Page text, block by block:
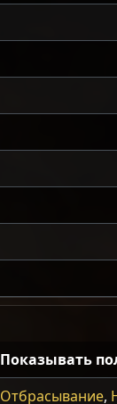
Показывать
Отбрасывание,